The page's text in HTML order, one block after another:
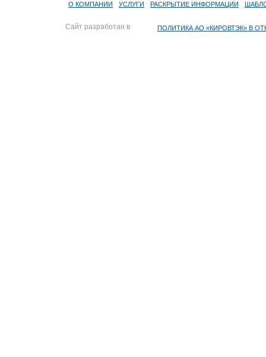
О КОМПАНИИ УСЛУГИ РАСКРЫТИЕ ИНФОРМАЦИИ
Сайт разработан в ПОЛИТИКА АО «КИРОВТЭК» В